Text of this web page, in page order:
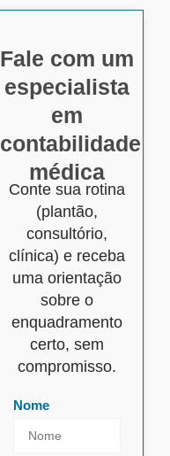
Fale com um
especialista
em
contabilidade
médica
Conte sua rotina
(plantão,
consultório,
clínica) e receba
uma orientação
sobre o
enquadramento
certo, sem
compromisso.
Nome